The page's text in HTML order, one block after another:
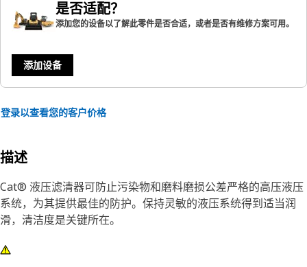
是否适配？
添加您的设备以了解此零件是否合适，或者是否有维修方案可用。
添加设备
登录以查看您的客户价格
描述
Cat® 液压滤清器可防止污染物和磨料磨损公差严格的高压液压
系统，为其提供最佳的防护。保持灵敏的液压系统得到适当润
滑，清洁度是关键所在。